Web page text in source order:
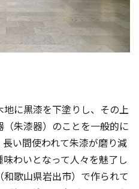
に黒漆を下塗りし、その上
朱漆器）のことを一般的に
長い間使われて朱漆が磨り減
わいとなって人々を魅了し
歌山県岩出市）で作られて